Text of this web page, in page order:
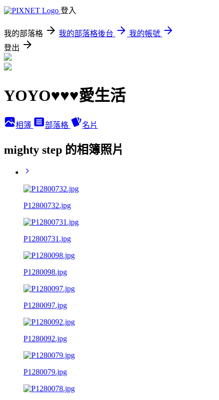
登入
我的部落格 我的部落格後台
我的帳號
登出
YOYO♥♥♥愛生活
相簿 部落格 名片
mighty step 的相簿照片
P12800732.jpg
P12800731.jpg
P1280098.jpg
P1280097.jpg
P1280092.jpg
P1280079.jpg